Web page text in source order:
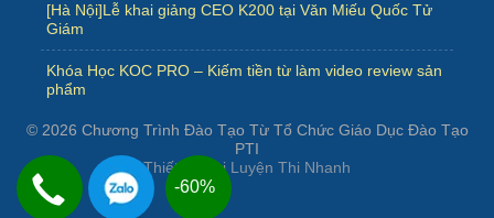
[Hà Nội]Lễ khai giảng CEO K200 tại Văn Miếu Quốc Tử
Giám
Khóa Học KOC PRO – Kiếm tiền từ làm video review sản
phẩm
© 2026 Chương Trình Đào Tạo Từ Tổ Chức Giáo Dục Đào Tạo
PTI
Thiết kế bởi Luyện Thi Nhanh